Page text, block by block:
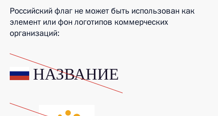
Российский флаг не может быть использован как
элемент или фон логотипов коммерческих
организаций: